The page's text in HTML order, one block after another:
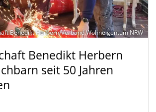
Benedikt Herbern/Verband Wohneigentum NRW
Benedikt Herbern
seit 50 Jahren